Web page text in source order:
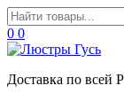
0 0
Доставка по всей